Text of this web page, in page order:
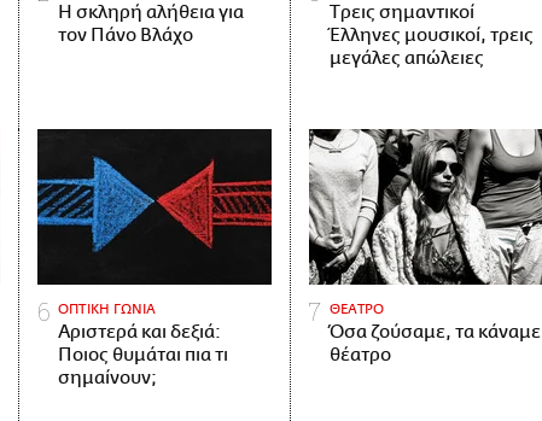
H σκληρή αλήθεια για
τον Πάνο Βλάχο
Tρεις σημαντικοί
Έλληνες μουσικοί, τρεις
μεγάλες απώλειες
ΟΠΤΙΚΗ ΓΩΝΙΑ
Αριστερά και δεξιά:
Ποιος θυμάται πια τι
σημαίνουν;
ΘΕΑΤΡΟ
Όσα ζούσαμε, τα κάναμε
θέατρο